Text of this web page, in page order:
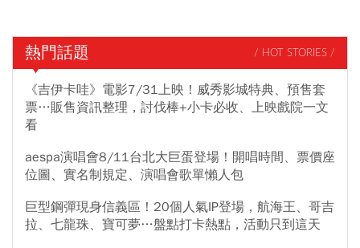
熱門話題 / HOT STORIES /
《吉伊卡哇》電影7/31上映！威秀影城特典、預售套
票…販售資訊整理，討伐棒+小卡必收、上映戲院一文
看
aespa演唱會8/11台北大巨蛋登場！開唱時間、票價座
位圖、實名制規定、演唱會歌單懶人包
巨型鋼彈現身信義區！20個人氣IP登場，航海王、哥吉
拉、七龍珠、寶可夢…盤點打卡熱點，活動只到這天